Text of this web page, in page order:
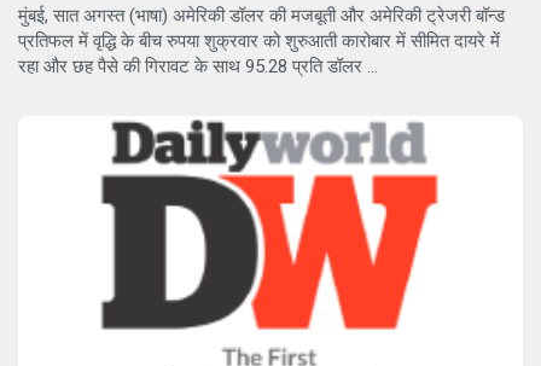
मुंबई, सात अगस्त (भाषा) अमेरिकी डॉलर की मजबूती और अमेरिकी ट्रेजरी बॉन्ड
प्रतिफल में वृद्धि के बीच रुपया शुक्रवार को शुरुआती कारोबार में सीमित दायरे में
रहा और छह पैसे की गिरावट के साथ 95.28 प्रति डॉलर ...